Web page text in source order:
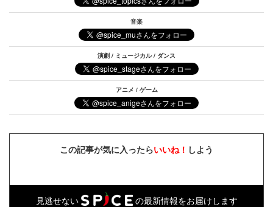
音楽
演劇 / ミュージカル / ダンス
アニメ / ゲーム
この記事が気に入ったらいいね！ しよう
見逃せない の最新情報をお届けします